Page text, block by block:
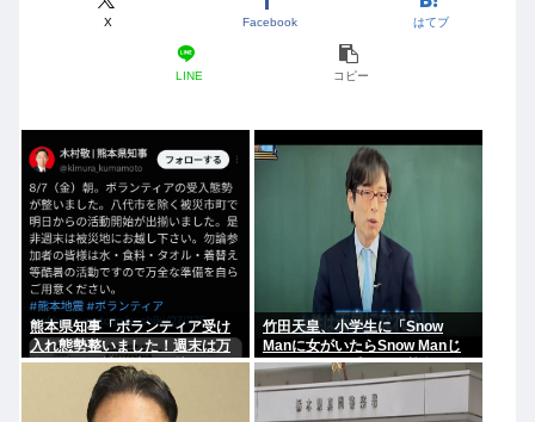
X Facebook はてブ
LINE コピー
熊本県知事「ボランティア受け
入れ態勢整いました！週末は万
全な準備で被災地へお越しくだ
さい！」ケンモ、行くぞ
竹田天皇、小学生に「Snow
Manに女がいたらSnow Manじ
ゃない」で男系天皇を熱弁www